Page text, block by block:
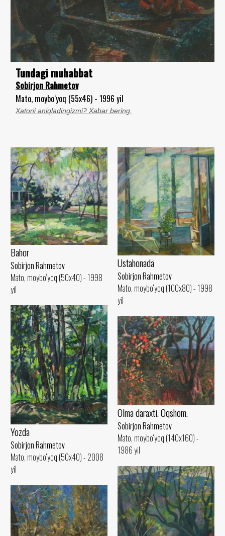
Tundagi muhabbat
Sobirjon Rahmetov
Mato, moybo‘yoq (55x46) - 1996 yil
Xatoni aniqladingizmi? Xabar bering.
Bahor
Sobirjon Rahmetov
Mato, moybo‘yoq (50x40) - 1998
yil
Ustahonada
Sobirjon Rahmetov
Mato, moybo‘yoq (100x80) - 1998
yil
Yozda
Sobirjon Rahmetov
Mato, moybo‘yoq (50x40) - 2008
yil
Olma daraxti. Oqshom.
Sobirjon Rahmetov
Mato, moybo‘yoq (140x160) -
1986 yil